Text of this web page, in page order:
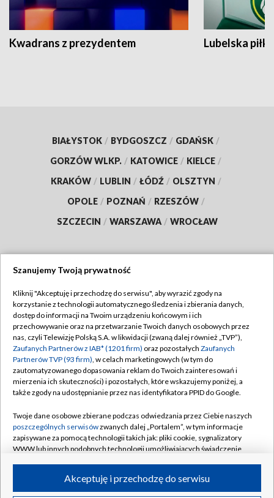
Kwadrans z prezydentem Lubelska piłka
BIAŁYSTOK / BYDGOSZCZ / GDAŃSK /
GORZÓW WLKP. / KATOWICE / KIELCE /
KRAKÓW / LUBLIN / ŁÓDŹ / OLSZTYN /
OPOLE / POZNAŃ / RZESZÓW /
SZCZECIN / WARSZAWA / WROCŁAW
TVP
Abonament TVP
Emisja w TVP
Centrum informacji TVP
Naziemna Telewizja Cyfrowa
Rada Programowa
System NOS
Informacje o nadawcy
Program dla prasy
Regulamin TVP
Polityka prywatności
Moje zgody
Pomoc
Kontakt
Kanały
Szanujemy Twoją prywatność
Kliknij "Akceptuję i przechodzę do serwisu", aby wyrazić zgody na
korzystanie z technologii automatycznego śledzenia i zbierania danych,
dostęp do informacji na Twoim urządzeniu końcowym i ich
przechowywanie oraz na przetwarzanie Twoich danych osobowych przez
nas, czyli Telewizję Polską S.A. w likwidacji (zwaną dalej również „TVP”),
Zaufanych Partnerów z IAB* (1201 firm) oraz pozostałych Zaufanych
Partnerów TVP (93 firm), w celach marketingowych (w tym do
zautomatyzowanego dopasowania reklam do Twoich zainteresowań i
mierzenia ich skuteczności) i pozostałych, które wskazujemy poniżej, a
także zgody na udostępnianie przez nas identyfikatora PPID do Google.
Twoje dane osobowe zbierane podczas odwiedzania przez Ciebie naszych
poszczególnych serwisówzwanych dalej „Portalem”, w tym informacje
zapisywane za pomocą technologii takich jak: pliki cookie, sygnalizatory
WWW lub innych podobnych technologii umożliwiających świadczenie
ruchu w Internecie.Akceptuję i przechodzę do serwisu